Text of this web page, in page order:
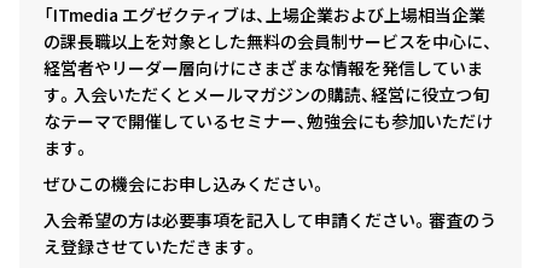
「ITmedia エグゼクティブは、上場企業および上場相当企業
の課長職以上を対象とした無料の会員制サービスを中心に、
経営者やリーダー層向けにさまざまな情報を発信していま
す。入会いただくとメールマガジンの購読、経営に役立つ旬
なテーマで開催しているセミナー、勉強会にも参加いただけ
ます。
ぜひこの機会にお申し込みください。
入会希望の方は必要事項を記入して申請ください。審査のう
え登録させていただきます。